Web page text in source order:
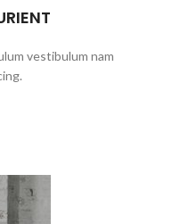
vestibulum nam